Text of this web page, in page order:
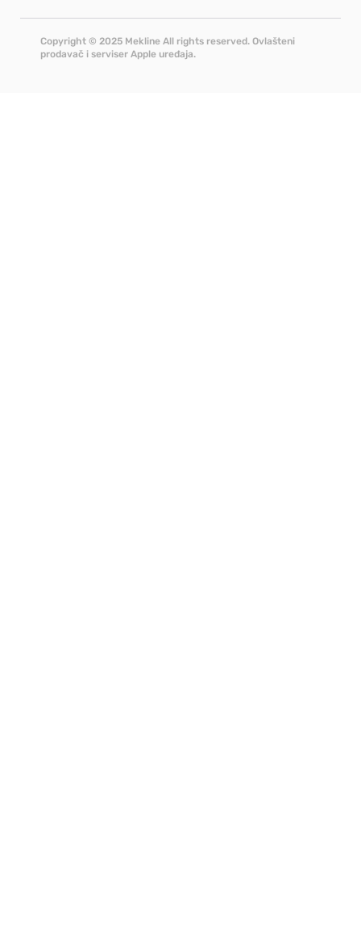
Copyright © 2025 Mekline All rights reserved. Ovlašteni
prodavač i serviser Apple uređaja.